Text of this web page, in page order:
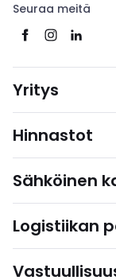
Seuraa meitä
Yritys
Hinnastot
Sähköinen
Logistiikan